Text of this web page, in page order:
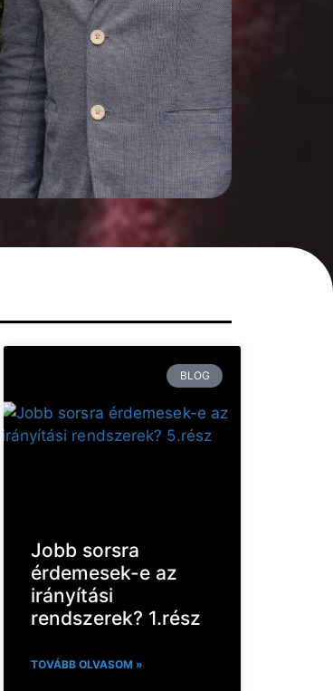
BLOG
Jobb sorsra
érdemesek-e az
irányítási
rendszerek? 1.rész
TOVÁBB OLVASOM »